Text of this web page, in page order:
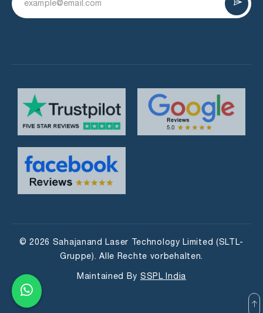
© 2026 Sahajanand Laser Technology Limited (SLTL-
Gruppe). Alle Rechte vorbehalten.
Maintained By SSPL India